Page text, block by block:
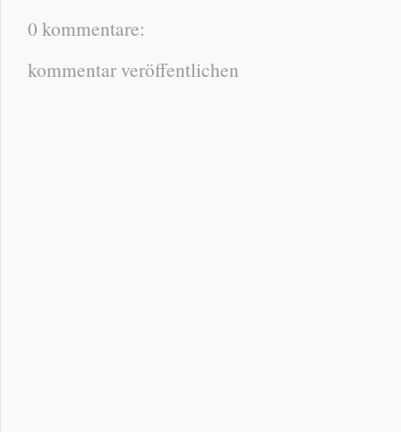
0 kommentare:
kommentar veröffentlichen